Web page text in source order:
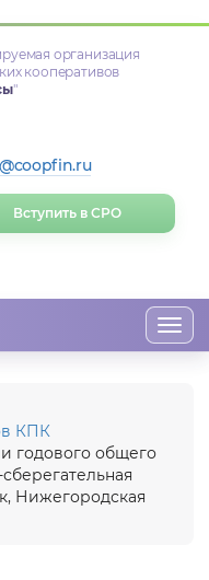
организация
кооперативов
"
Вступить в СРО
КПК
годового общего
Нижегородская